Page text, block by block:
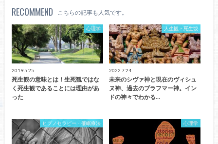
RECOMMEND こちらの記事も人気です。
心理学
2019.5.25
死生観の意味とは！生死観ではな
く死生観であることには理由があ
った
人生観・死生観
2022.7.24
未来のシヴァ神と現在のヴィシュ
ヌ神、過去のブラフマー神。イン
ドの神々でわかる…
ヒプノセラピー・催眠療法 心理学